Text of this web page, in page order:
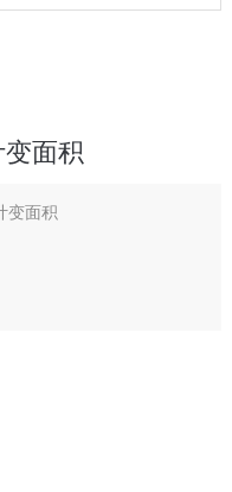
面积
变面积